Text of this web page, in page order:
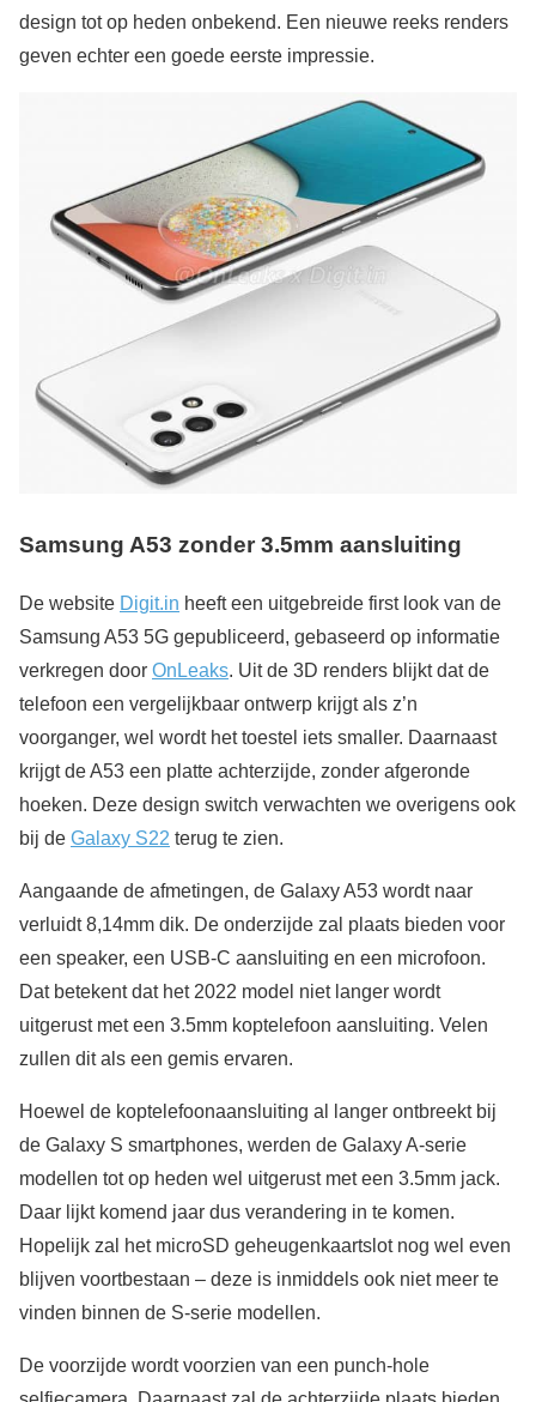
design tot op heden onbekend. Een nieuwe reeks renders
geven echter een goede eerste impressie.
Samsung A53 zonder 3.5mm aansluiting
De website Digit.in heeft een uitgebreide first look van de
Samsung A53 5G gepubliceerd, gebaseerd op informatie
verkregen door OnLeaks. Uit de 3D renders blijkt dat de
telefoon een vergelijkbaar ontwerp krijgt als z’n
voorganger, wel wordt het toestel iets smaller. Daarnaast
krijgt de A53 een platte achterzijde, zonder afgeronde
hoeken. Deze design switch verwachten we overigens ook
bij de Galaxy S22 terug te zien.
Aangaande de afmetingen, de Galaxy A53 wordt naar
verluidt 8,14mm dik. De onderzijde zal plaats bieden voor
een speaker, een USB-C aansluiting en een microfoon.
Dat betekent dat het 2022 model niet langer wordt
uitgerust met een 3.5mm koptelefoon aansluiting. Velen
zullen dit als een gemis ervaren.
Hoewel de koptelefoonaansluiting al langer ontbreekt bij
de Galaxy S smartphones, werden de Galaxy A-serie
modellen tot op heden wel uitgerust met een 3.5mm jack.
Daar lijkt komend jaar dus verandering in te komen.
Hopelijk zal het microSD geheugenkaartslot nog wel even
blijven voortbestaan – deze is inmiddels ook niet meer te
vinden binnen de S-serie modellen.
De voorzijde wordt voorzien van een punch-hole